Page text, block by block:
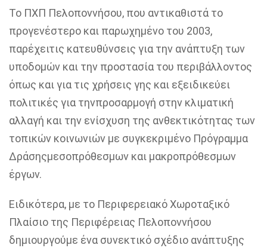
Το ΠΧΠ Πελοποννήσου, που αντικαθιστά το
προγενέστερο και παρωχημένο του 2003,
παρέχειτις κατευθύνσεις για την ανάπτυξη των
υποδομών και την προστασία του περιβάλλοντος
όπως και για τις χρήσεις γης και εξειδικεύει
πολιτικές για τηνπροσαρμογή στην κλιματική
αλλαγή και την ενίσχυση της ανθεκτικότητας των
τοπικών κοινωνιών με συγκεκριμένο Πρόγραμμα
Δράσηςμεσοπρόθεσμων και μακροπρόθεσμων
έργων.
Ειδικότερα, με το Περιφερειακό Χωροταξικό
Πλαίσιο της Περιφέρειας Πελοποννήσου
δημιουργούμε ένα συνεκτικό σχέδιο ανάπτυξης